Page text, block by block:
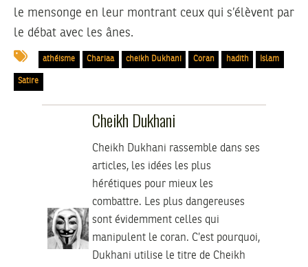
le mensonge en leur montrant ceux qui s’élèvent par
le débat avec les ânes.
athéisme Chariaa cheikh Dukhani Coran hadith Islam
Satire
Cheikh Dukhani
Cheikh Dukhani rassemble dans ses
articles, les idées les plus
hérétiques pour mieux les
combattre. Les plus dangereuses
sont évidemment celles qui
manipulent le coran. C’est pourquoi,
Dukhani utilise le titre de Cheikh